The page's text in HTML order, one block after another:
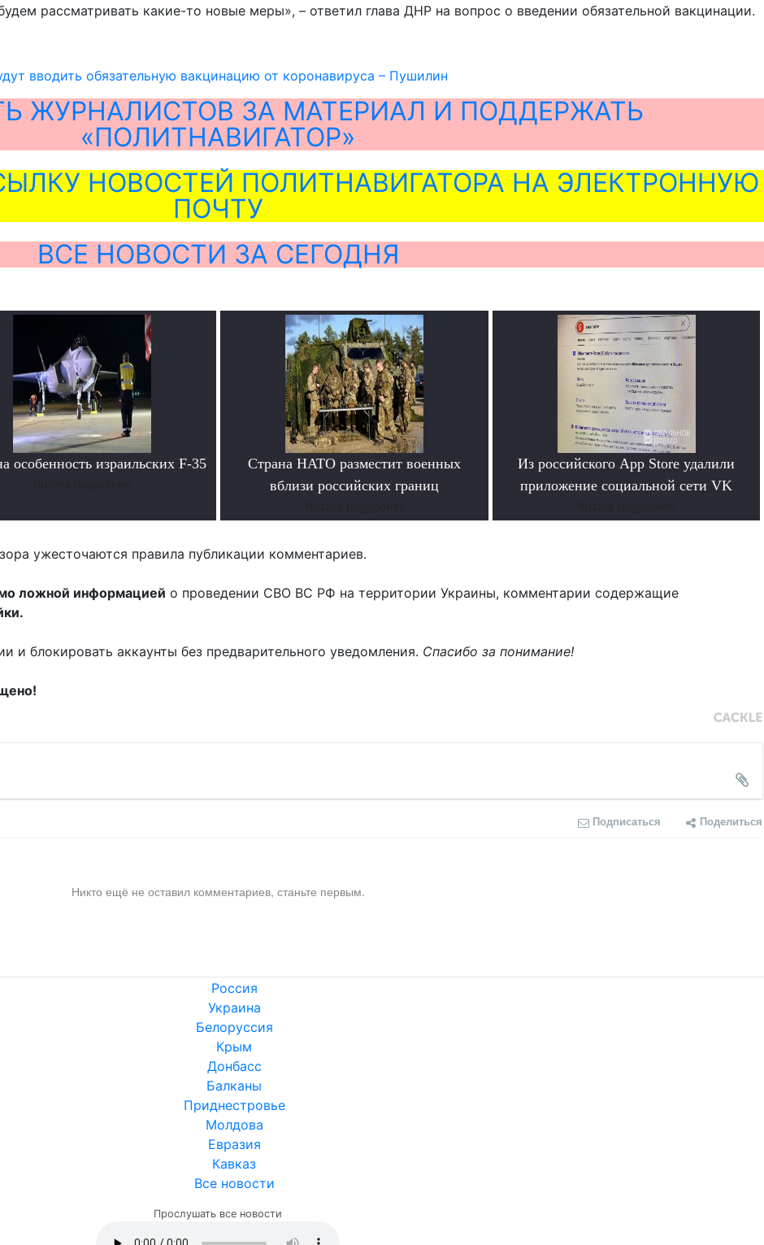
рассматривать какие-то новые меры», – ответил глава ДНР на вопрос о введении обязательной вакцинации.
вводить обязательную вакцинацию от коронавируса – Пушилин
ЖУРНАЛИСТОВ ЗА МАТЕРИАЛ И ПОДДЕРЖАТЬ
«ПОЛИТНАВИГАТОР»
НОВОСТЕЙ ПОЛИТНАВИГАТОРА НА ЭЛЕКТРОННУЮ
ПОЧТУ
ВСЕ НОВОСТИ ЗА СЕГОДНЯ
особенность израильских F-35
Страна НАТО разместит военных
вблизи российских границ
Из российского App Store удалили
приложение социальной сети VK
ужесточаются правила публикации комментариев.
ложной информацией о проведении СВО ВС РФ на территории Украины, комментарии содержащие
и блокировать аккаунты без предварительного уведомления. Спасибо за понимание!
Подписаться Поделиться
Никто ещё не оставил комментариев, станьте первым.
Россия
Украина
Белоруссия
Крым
Донбасс
Балканы
Приднестровье
Молдова
Евразия
Кавказ
Все новости
Прослушать все новости